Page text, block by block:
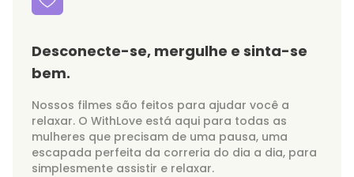
Desconecte-se, mergulhe e sinta-se
bem.
Nossos filmes são feitos para ajudar você a
relaxar. O WithLove está aqui para todas as
mulheres que precisam de uma pausa, uma
escapada perfeita da correria do dia a dia, para
simplesmente assistir e relaxar.